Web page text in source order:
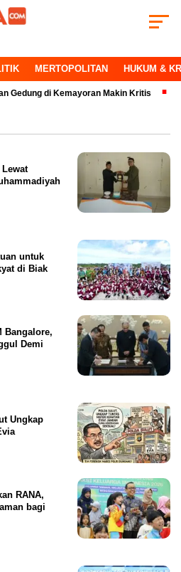
MERTOPOLITAN HUKUM &
di Kemayoran Makin Kritis
Lewat
untuk
di Biak
Bangalore,
Demi
Ungkap
RANA,
bagi